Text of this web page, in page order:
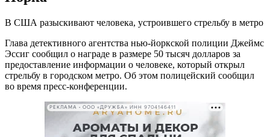
В США разыскивают человека, устроившего стрельбу в метро
Глава детективного агентства нью-йоркской полиции Джеймс
Эссиг сообщил о награде в размере 50 тысяч долларов за
предоставление информации о человеке, который открыл
стрельбу в городском метро. Об этом полицейский сообщил
во время пресс-конференции.
РЕКЛАМА • ООО «ДРУЖБА» ИНН 9704146411